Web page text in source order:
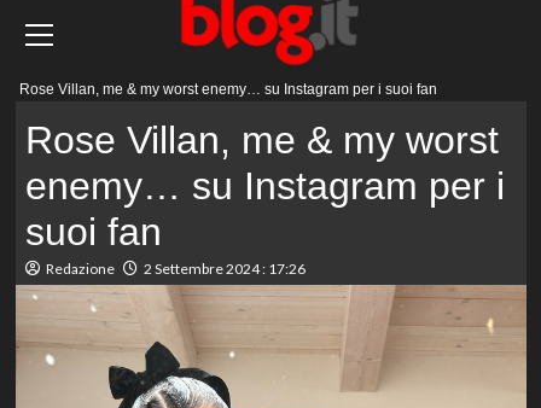
Rose Villan, me & my worst enemy… su Instagram per i suoi fan
Rose Villan, me & my worst
enemy… su Instagram per i
suoi fan
Redazione 2 Settembre 2024 : 17:26